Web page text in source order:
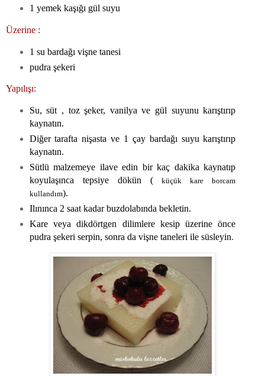
1 yemek kaşığı gül suyu
Üzerine :
1 su bardağı vişne tanesi
pudra şekeri
Yapılışı:
Su, süt , toz şeker, vanilya ve gül suyunu karıştırıp
kaynatın.
Diğer tarafta nişasta ve 1 çay bardağı suyu karıştırıp
kaynatın.
Sütlü malzemeye ilave edin bir kaç dakika kaynatıp
koyulaşınca tepsiye dökün (küçük kare borcam
kullandım).
Ilınınca 2 saat kadar buzdolabında bekletin.
Kare veya dikdörtgen dilimlere kesip üzerine önce
pudra şekeri serpin, sonra da vişne taneleri ile süsleyin.